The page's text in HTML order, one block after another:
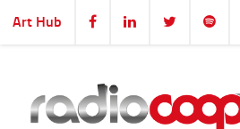
Salta al contenuto
Art Hub